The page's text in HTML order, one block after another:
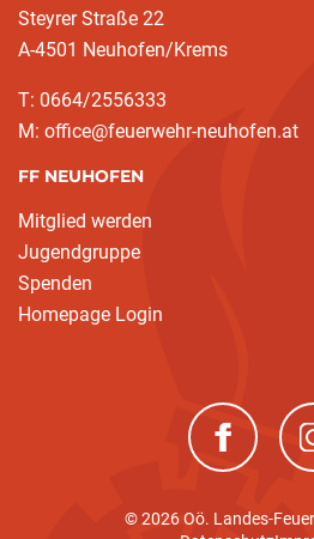
Steyrer Straße 22
A-4501 Neuhofen/Krems
T: 0664/2556333
M: office@feuerwehr-neuhofen.at
FF NEUHOFEN
Mitglied werden
Jugendgruppe
Spenden
Homepage Login
(neues
© 2026 Oö. Landes-